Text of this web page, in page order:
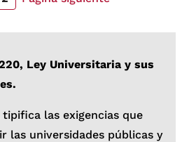
Ley Universitaria y sus
tipifica las exigencias que
las universidades públicas y